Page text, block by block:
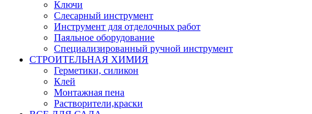
Ключи
Слесарный инструмент
Инструмент для отделочных работ
Паяльное оборудование
Специализированный ручной инструмент
СТРОИТЕЛЬНАЯ ХИМИЯ
Герметики, силикон
Клей
Монтажная пена
Растворители,краски